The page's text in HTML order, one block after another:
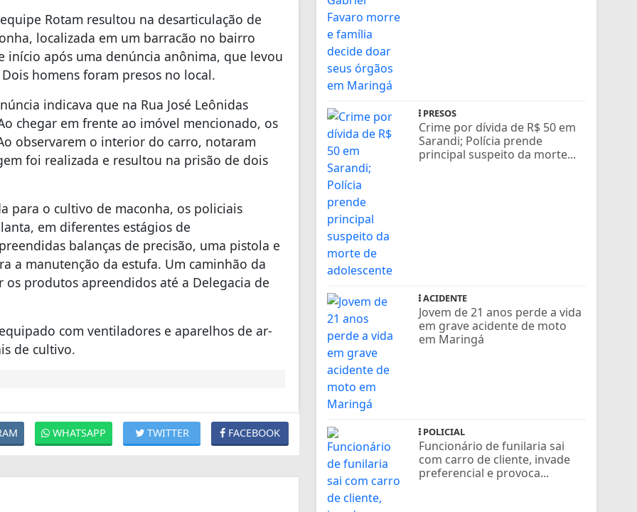
Rotam resultou na desarticulação de
localizada em um barracão no bairro
início após uma denúncia anônima, que levou
homens foram presos no local.
indicava que na Rua José Leônidas
chegar em frente ao imóvel mencionado, os
observarem o interior do carro, notaram
foi realizada e resultou na prisão de dois
para o cultivo de maconha, os policiais
em diferentes estágios de
balanças de precisão, uma pistola e
a manutenção da estufa. Um caminhão da
produtos apreendidos até a Delegacia de
com ventiladores e aparelhos de ar-
de cultivo.
FACEBOOK
TWITTER
WHATSAPP
PRESOS
Crime por dívida de R$ 50 em
Sarandi; Polícia prende
principal suspeito da morte...
ACIDENTE
Jovem de 21 anos perde a vida
em grave acidente de moto
em Maringá
POLICIAL
Funcionário de funilaria sai
com carro de cliente, invade
preferencial e provoca...